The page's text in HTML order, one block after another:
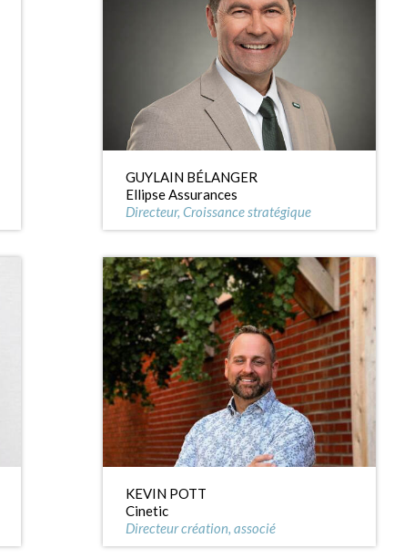
GUYLAIN BÉLANGER
Ellipse Assurances
Directeur, Croissance stratégique
KEVIN POTT
Cinetic
Directeur création, associé